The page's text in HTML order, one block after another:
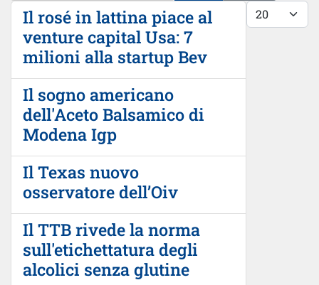
Visualizza #
Il rosé in lattina piace al
venture capital Usa: 7
milioni alla startup Bev
Il sogno americano
dell'Aceto Balsamico di
Modena Igp
Il Texas nuovo
osservatore dell’Oiv
Il TTB rivede la norma
sull'etichettatura degli
alcolici senza glutine